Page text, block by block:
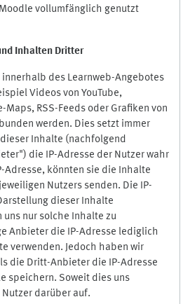
vollumfänglich genutzt
Inhalten Dritter
innerhalb des Learnweb-Angebotes
Videos von YouTube,
Maps, RSS-Feeds oder Grafiken von
werden. Dies setzt immer
Inhalte (nachfolgend
die IP-Adresse der Nutzer wahr
Adresse, könnten sie die Inhalte
Nutzers senden. Die IP-
dieser Inhalte
nur solche Inhalte zu
Anbieter die IP-Adresse lediglich
verwenden. Jedoch haben wir
die Dritt-Anbieter die IP-Adresse
speichern. Soweit dies uns
darüber auf.